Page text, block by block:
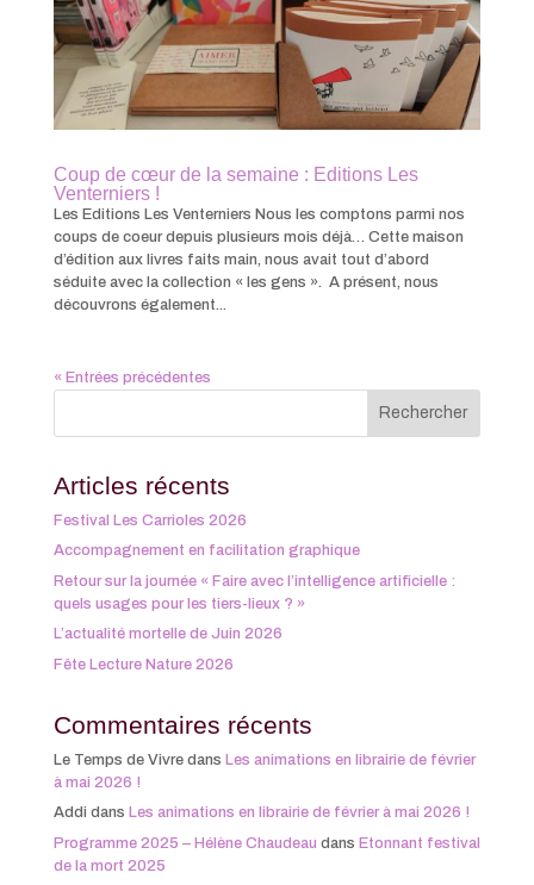
Coup de cœur de la semaine : Editions Les
Venterniers !
Les Editions Les Venterniers Nous les comptons parmi nos
coups de coeur depuis plusieurs mois déjà… Cette maison
d’édition aux livres faits main, nous avait tout d’abord
séduite avec la collection « les gens ». A présent, nous
découvrons également...
« Entrées précédentes
Articles récents
Festival Les Carrioles 2026
Accompagnement en facilitation graphique
Retour sur la journée « Faire avec l’intelligence artificielle :
quels usages pour les tiers-lieux ? »
L’actualité mortelle de Juin 2026
Fête Lecture Nature 2026
Commentaires récents
Le Temps de Vivredans Les animations en librairie de février
à mai 2026 !
Addi dans Les animations en librairie de février à mai 2026 !
Programme 2025 – Hélène Chaudeau dans Etonnant festival
de la mort 2025